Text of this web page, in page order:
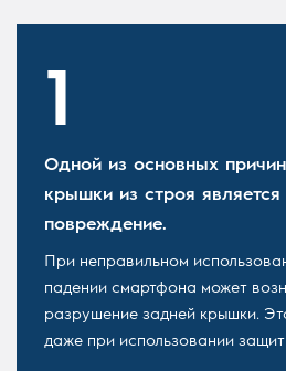
Одной из основных
крышки из строя является
повреждение.
При неправильном
падении смартфона может
разрушение задней крышки.
даже при использовании